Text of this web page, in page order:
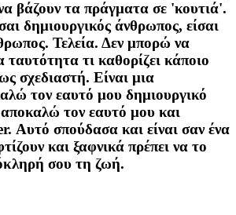
βάζουν τα πράγματα σε 'κουτιά'.
δημιουργικός άνθρωπος, είσαι
Τελεία. Δεν μπορώ να
τι καθορίζει κάποιο
σχεδιαστή. Είναι μια
τον εαυτό μου δημιουργικό
τον εαυτό μου και
Αυτό σπούδασα και είναι σαν ένα
και ξαφνικά πρέπει να το
σου τη ζωή.